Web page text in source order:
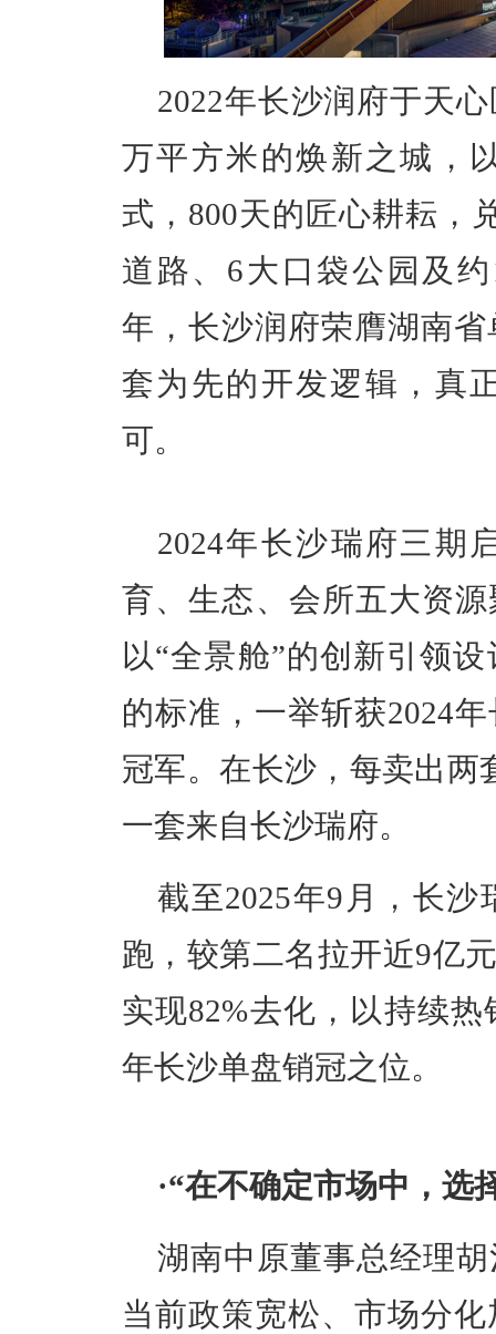
2022年长沙润府于天
万平方米的焕新之城，
式，800天的匠心耕耘，
道路、6大口袋公园及
年，长沙润府荣膺湖南
套为先的开发逻辑，真
可。
2024年长沙瑞府三期
育、生态、会所五大资
以“全景舱”的创新引领
的标准，一举斩获2024
冠军。在长沙，每卖出两
一套来自长沙瑞府。
截至2025年9月，长
跑，较第二名拉开近9亿
实现82%去化，以持续
年长沙单盘销冠之位。
·“在不确定市场中，选
湖南中原董事总经理
当前政策宽松、市场分